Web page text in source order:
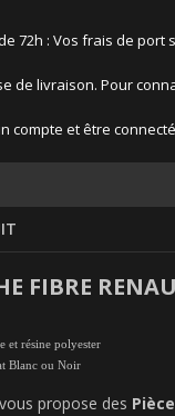
72h : Vos frais de port
de livraison. Pour
compte et être
FIBRE
et résine polyester
Blanc ou Noir
vous propose des